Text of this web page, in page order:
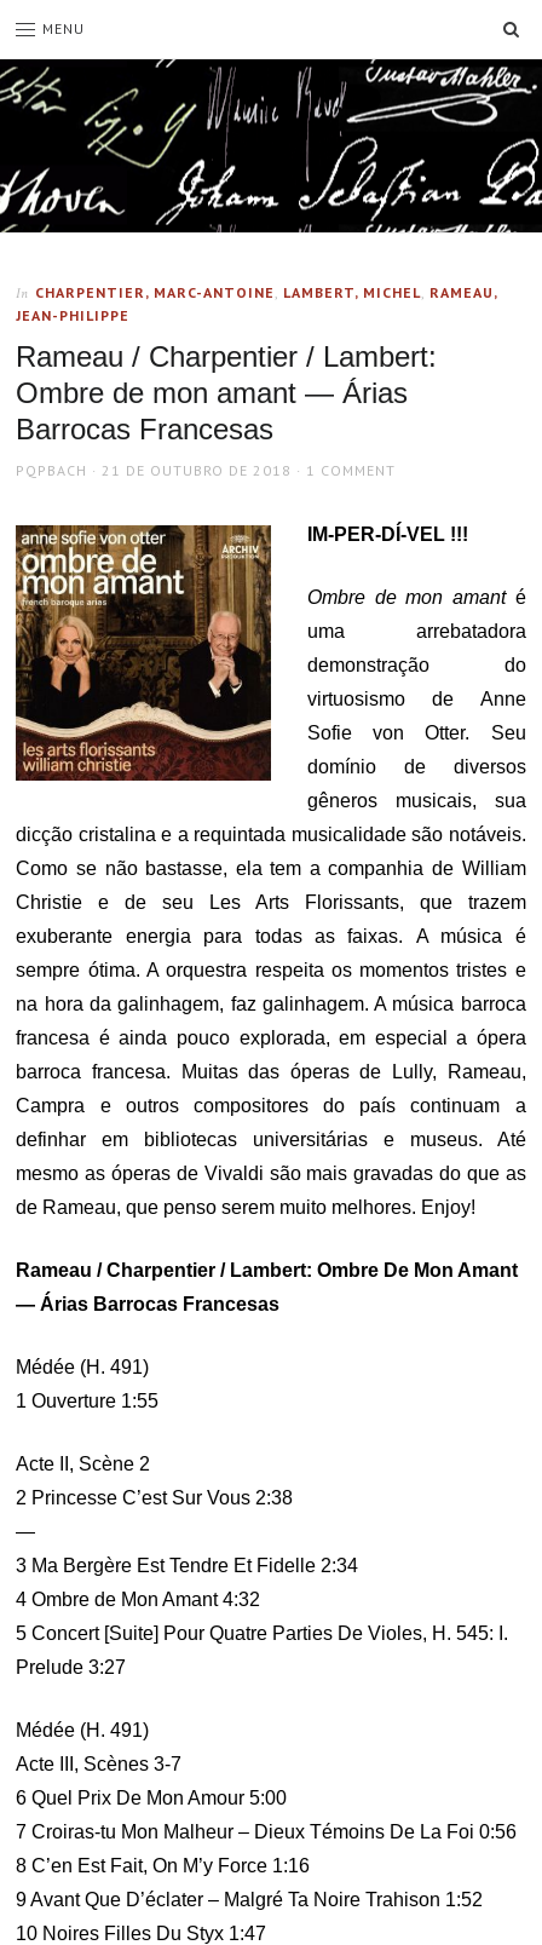
MENU
In CHARPENTIER, MARC-ANTOINE , LAMBERT, MICHEL, RAMEAU,
JEAN-PHILIPPE
Rameau / Charpentier / Lambert:
Ombre de mon amant — Árias
Barrocas Francesas
AUTHOR
PQPBACH
POSTED
21 DE OUTUBRO DE 2018 1 COMMENT
IM-PER-DÍ-VEL !!!
Ombre de mon amanté
uma arrebatadora
demonstração do
virtuosismo de Anne
Sofie von Otter. Seu
domínio de diversos
gêneros musicais, sua
dicção cristalina e a requintada musicalidade são notáveis.
Como se não bastasse, ela tem a companhia de William
Christie e de seu Les Arts Florissants, que trazem
exuberante energia para todas as faixas. A música é
sempre ótima. A orquestra respeita os momentos tristes e
na hora da galinhagem, faz galinhagem. A música barroca
francesa é ainda pouco explorada, em especial a ópera
barroca francesa. Muitas das óperas de Lully, Rameau,
Campra e outros compositores do país continuam a
definhar em bibliotecas universitárias e museus. Até
mesmo as óperas de Vivaldi são mais gravadas do que as
de Rameau, que penso serem muito melhores. Enjoy!
Rameau / Charpentier / Lambert: Ombre De Mon Amant
— Árias Barrocas Francesas
Médée (H. 491)
1 Ouverture 1:55
Acte II, Scène 2
2 Princesse C’est Sur Vous 2:38
—
3 Ma Bergère Est Tendre Et Fidelle 2:34
4 Ombre de Mon Amant 4:32
5 Concert [Suite] Pour Quatre Parties De Violes, H. 545: I.
Prelude 3:27
Médée (H. 491)
Acte III, Scènes 3-7
6 Quel Prix De Mon Amour 5:00
7 Croiras-tu Mon Malheur – Dieux Témoins De La Foi 0:56
8 C’en Est Fait, On M’y Force 1:16
9 Avant Que D’éclater – Malgré Ta Noire Trahison 1:52
10 Noires Filles Du Styx 1:47